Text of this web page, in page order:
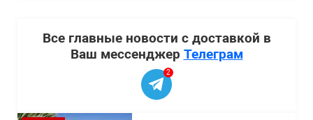
Все главные новости с доставкой в
Ваш мессенджер Телеграм
2